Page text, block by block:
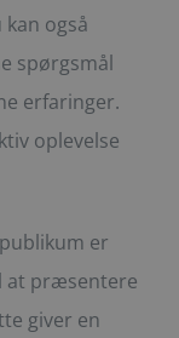
også
spørgsmål
erfaringer.
oplevelse
er
at præsentere
giver en